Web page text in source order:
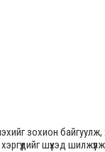
зохион байгуулж,
шүүхэд